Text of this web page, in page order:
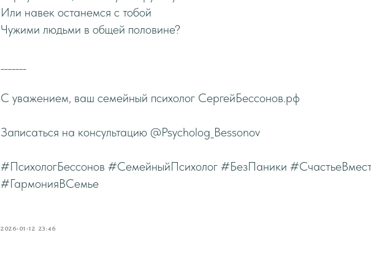
Или навек останемся с тобой
Чужими людьми в общей половине?
С уважением, ваш семейный психолог СергейБессонов.рф
Записаться на консультацию @Psycholog_Bessonov
#ПсихологБессонов #СемейныйПсихолог #БезПаники
#ГармонияВСемье
2026-01-12 23:46